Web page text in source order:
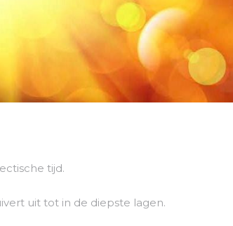
tijd.
uit tot in de diepste lagen.